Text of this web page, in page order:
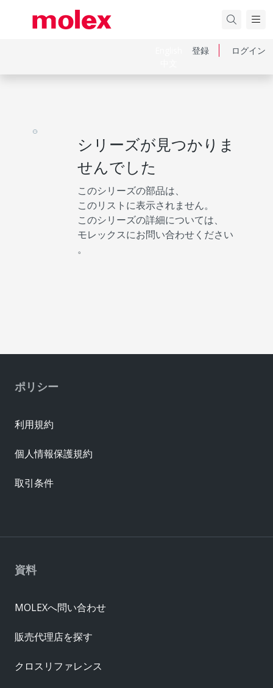
登録 ログイン
シリーズが見つかりま
せんでした
このシリーズの部品は、
このリストに表示されません。
このシリーズの詳細については、
モレックスにお問い合わせください
。
資料
MOLEXへ問い合わせ
販売代理店を探す
クロスリファレンス
ポリシー
利用規約
個人情報保護規約
取引条件